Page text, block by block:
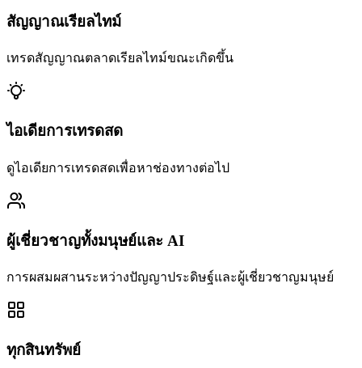
สัญญาณเรียลไทม์
เทรดสัญญาณตลาดเรียลไทม์ขณะเกิดขึ้น
ไอเดียการเทรดสด
ดูไอเดียการเทรดสดเพื่อหาช่องทางต่อไป
ผู้เชี่ยวชาญทั้งมนุษย์และ AI
การผสมผสานระหว่างปัญญาประดิษฐ์และผู้เชี่ยวชาญมนุษย์
ทุกสินทรัพย์